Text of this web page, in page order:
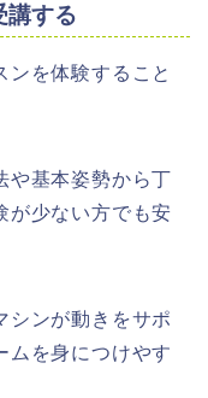
講する
ンを体験すること
や基本姿勢から丁
が少ない方でも安
シンが動きをサポ
ムを身につけやす